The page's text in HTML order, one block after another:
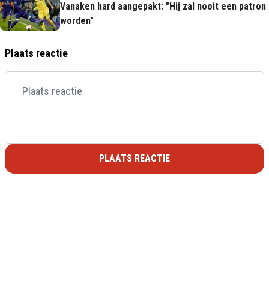
Vanaken hard aangepakt: "Hij zal nooit een patron
worden"
Plaats reactie
PLAATS REACTIE